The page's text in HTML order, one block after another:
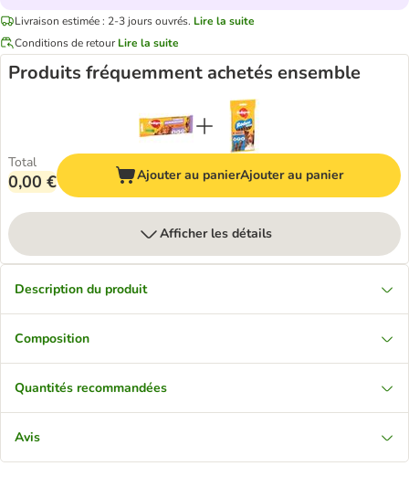
Livraison estimée : 2-3 jours ouvrés. Lire la suite
Conditions de retour Lire la suite
Produits fréquemment achetés ensemble
Total
0,00 € Ajouter au panierAjouter au panier
Afficher les détails
Description du produit
Composition
Quantités recommandées
Avis